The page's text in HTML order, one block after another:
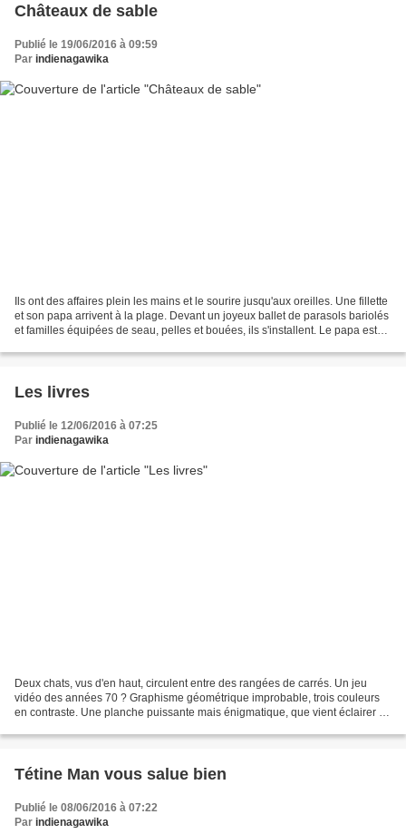
Châteaux de sable
Publié le 19/06/2016 à 09:59
Par indienagawika
Ils ont des affaires plein les mains et le sourire jusqu'aux oreilles. Une fillette
et son papa arrivent à la plage. Devant un joyeux ballet de parasols bariolés
et familles équipées de seau, pelles et bouées, ils s'installent. Le papa est
Les livres
Publié le 12/06/2016 à 07:25
Par indienagawika
Deux chats, vus d'en haut, circulent entre des rangées de carrés. Un jeu
vidéo des années 70 ? Graphisme géométrique improbable, trois couleurs
en contraste. Une planche puissante mais énigmatique, que vient éclairer le
Tétine Man vous salue bien
Publié le 08/06/2016 à 07:22
Par indienagawika